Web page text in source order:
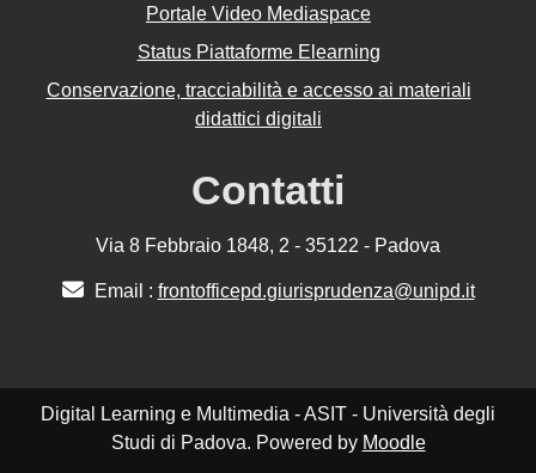
Portale Video Mediaspace
Status Piattaforme Elearning
Conservazione, tracciabilità e accesso ai materiali
didattici digitali
Contatti
Via 8 Febbraio 1848, 2 - 35122 - Padova
Email : frontofficepd.giurisprudenza@unipd.it
Digital Learning e Multimedia - ASIT - Università degli
Studi di Padova. Powered by Moodle